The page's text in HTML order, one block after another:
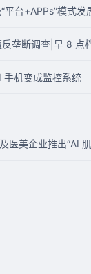
台+APPs”模式发
垄断调查|早 8 点
手机变成监控系统
医美企业推出“AI